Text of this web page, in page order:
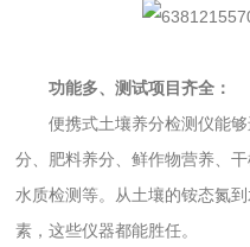
功能多、测试项目齐全：
便携式土壤养分检测仪能
分、肥料养分、鲜作物营养、
水质检测等。从土壤的铵态氮
素，这些仪器都能胜任。